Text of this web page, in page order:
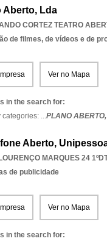
Aberto, Lda
CORTEZ TEATRO
de filmes, de vídeos e de
Ver no Mapa
in the search for:
categories: ...PLANO ABERTO,
Aberto,
MARQUES 24
de publicidade
Ver no Mapa
in the search for: